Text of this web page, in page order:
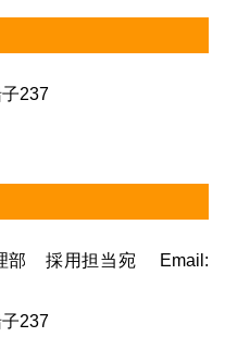
237
部 採用担当宛 Email:
237